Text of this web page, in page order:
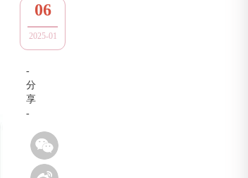
06
2025-01
-
分
享
-